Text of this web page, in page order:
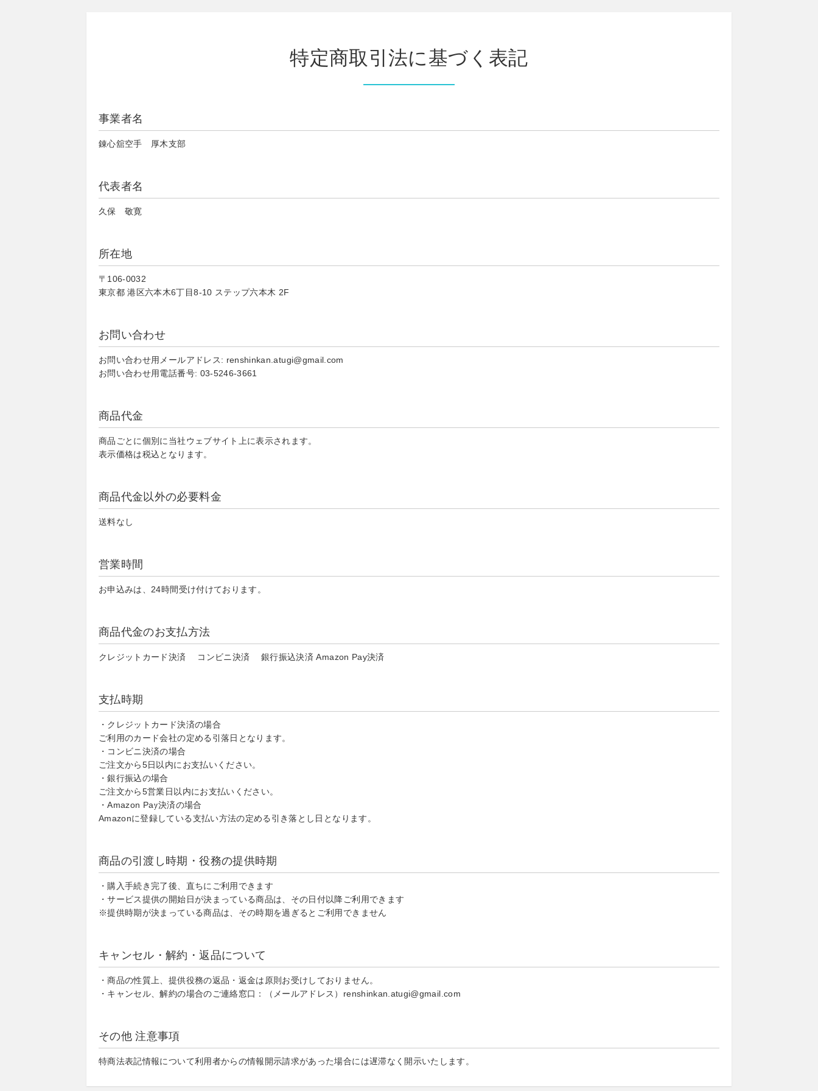
特定商取引法に基づく表記
事業者名
錬心舘空手 厚木支部
代表者名
久保 敬寛
所在地
〒106-0032
東京都 港区六本木6丁目8-10 ステップ六本木 2F
お問い合わせ
お問い合わせ用メールアドレス: renshinkan.atugi@gmail.com
お問い合わせ用電話番号: 03-5246-3661
商品代金
商品ごとに個別に当社ウェブサイト上に表示されます。
表示価格は税込となります。
商品代金以外の必要料金
送料なし
営業時間
お申込みは、24時間受け付けております。
商品代金のお支払方法
クレジットカード決済 コンビニ決済 銀行振込決済 Amazon Pay決済
支払時期
・クレジットカード決済の場合
ご利用のカード会社の定める引落日となります。
・コンビニ決済の場合
ご注文から5日以内にお支払いください。
・銀行振込の場合
ご注文から5営業日以内にお支払いください。
・Amazon Pay決済の場合
Amazonに登録している支払い方法の定める引き落とし日となります。
商品の引渡し時期・役務の提供時期
・購入手続き完了後、直ちにご利用できます
・サービス提供の開始日が決まっている商品は、その日付以降ご利用できます
※提供時期が決まっている商品は、その時期を過ぎるとご利用できません
キャンセル・解約・返品について
・商品の性質上、提供役務の返品・返金は原則お受けしておりません。
・キャンセル、解約の場合のご連絡窓口：（メールアドレス）renshinkan.atugi@gmail.com
その他 注意事項
特商法表記情報について利用者からの情報開示請求があった場合には遅滞なく開示いたします。